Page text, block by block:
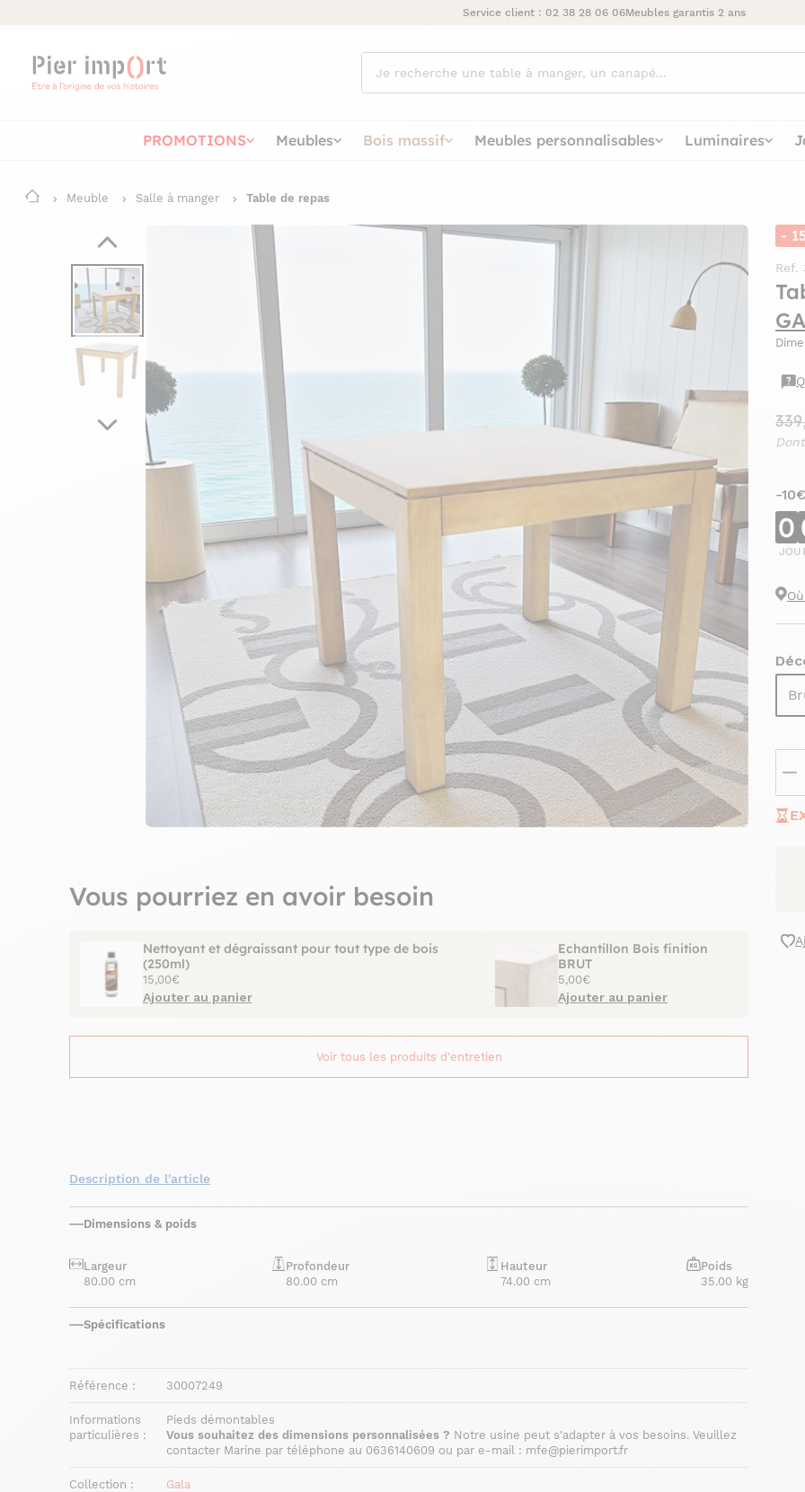
Service client : 02 38 28 06 06Meubles garantis 2 ans
cherchez
vous ?
PROMOTIONS Meubles Bois massif Meubles personnalisables Luminaires
Meuble Salle à manger Table de repas
-
Ref.
-
0
Vous pourriez en avoir besoin
Nettoyant et dégraissant pour tout type de bois
(250ml)
15,00€
Ajouter au panier
Echantillon Bois finition
BRUT
5,00€
Ajouter au panier
Voir tous les produits d'entretien
Description de l'article
Dimensions & poids
Largeur
80.00 cm
Profondeur
80.00 cm
Hauteur
74.00 cm
Poids
35.00 kg
Spécifications
Référence : 30007249
Informations
particulières :
Pieds démontables
Vous souhaitez des dimensions personnalisées ? Notre usine peut s'adapter à vos besoins. Veuillez
contacter Marine par téléphone au 0636140609 ou par e-mail : mfe@pierimport.fr
Collection : Gala